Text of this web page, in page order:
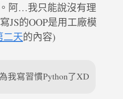
。阿…我只能說沒有理
的OOP是用工廠模
二天的內容)
我寫習慣Python了XD